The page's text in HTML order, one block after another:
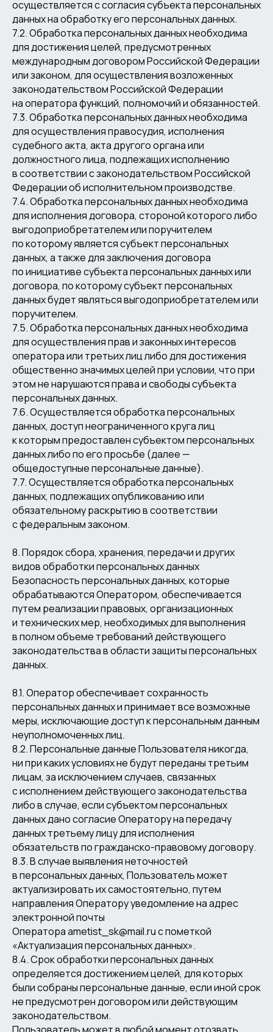
осуществляется с согласия субъекта персональных
данных на обработку его персональных данных.
7.2. Обработка персональных данных необходима
для достижения целей, предусмотренных
международным договором Российской Федерации
или законом, для осуществления возложенных
законодательством Российской Федерации
на оператора функций, полномочий и обязанностей.
7.3. Обработка персональных данных необходима
для осуществления правосудия, исполнения
судебного акта, акта другого органа или
должностного лица, подлежащих исполнению
в соответствии с законодательством Российской
Федерации об исполнительном производстве.
7.4. Обработка персональных данных необходима
для исполнения договора, стороной которого либо
выгодоприобретателем или поручителем
по которому является субъект персональных
данных, а также для заключения договора
по инициативе субъекта персональных данных или
договора, по которому субъект персональных
данных будет являться выгодоприобретателем или
поручителем.
7.5. Обработка персональных данных необходима
для осуществления прав и законных интересов
оператора или третьих лиц либо для достижения
общественно значимых целей при условии, что при
этом не нарушаются права и свободы субъекта
персональных данных.
7.6. Осуществляется обработка персональных
данных, доступ неограниченного круга лиц
к которым предоставлен субъектом персональных
данных либо по его просьбе (далее —
общедоступные персональные данные).
7.7. Осуществляется обработка персональных
данных, подлежащих опубликованию или
обязательному раскрытию в соответствии
с федеральным законом.
8. Порядок сбора, хранения, передачи и других
видов обработки персональных данных
Безопасность персональных данных, которые
обрабатываются Оператором, обеспечивается
путем реализации правовых, организационных
и технических мер, необходимых для выполнения
в полном объеме требований действующего
законодательства в области защиты персональных
данных.
8.1. Оператор обеспечивает сохранность
персональных данных и принимает все возможные
меры, исключающие доступ к персональным данным
неуполномоченных лиц.
8.2. Персональные данные Пользователя никогда,
ни при каких условиях не будут переданы третьим
лицам, за исключением случаев, связанных
с исполнением действующего законодательства
либо в случае, если субъектом персональных
данных дано согласие Оператору на передачу
данных третьему лицу для исполнения
обязательств по гражданско-правовому договору.
8.3. В случае выявления неточностей
в персональных данных, Пользователь может
актуализировать их самостоятельно, путем
направления Оператору уведомление на адрес
электронной почты
Оператора ametist_sk@mail.ru с пометкой
«Актуализация персональных данных».
8.4. Срок обработки персональных данных
определяется достижением целей, для которых
были собраны персональные данные, если иной срок
не предусмотрен договором или действующим
законодательством.